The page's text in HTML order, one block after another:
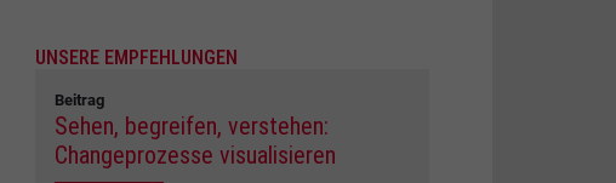
UNSERE EMPFEHLUNGEN
Beitrag
Sehen, begreifen, verstehen:
Changeprozesse visualisieren